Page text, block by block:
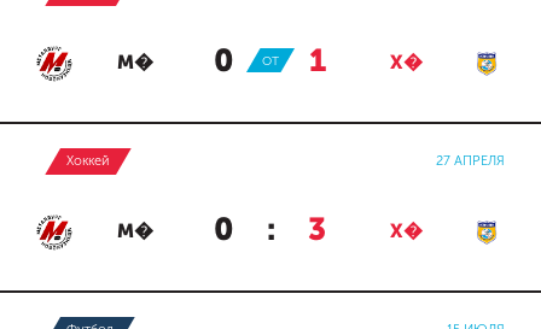
М� 0 : 1 Х�
ОТ
Хоккей 27 АПРЕЛЯ
М� 0 : 3 Х�